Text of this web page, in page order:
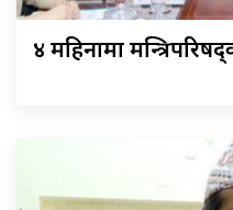
४ महिनामा